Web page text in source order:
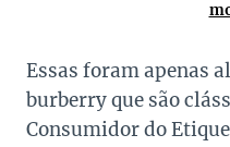
Essas foram apenas
burberry que são
Consumidor do